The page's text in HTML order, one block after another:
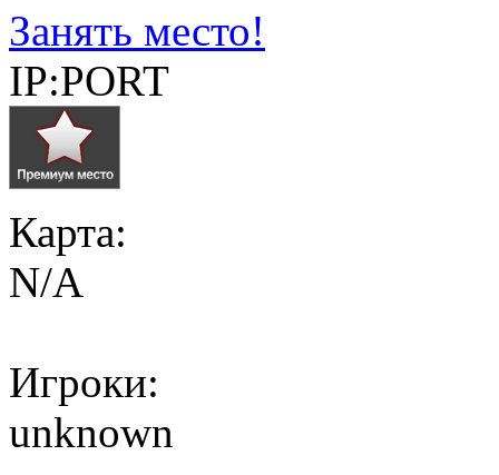
Занять место!
IP:PORT
Карта:
N/A
Игроки:
unknown